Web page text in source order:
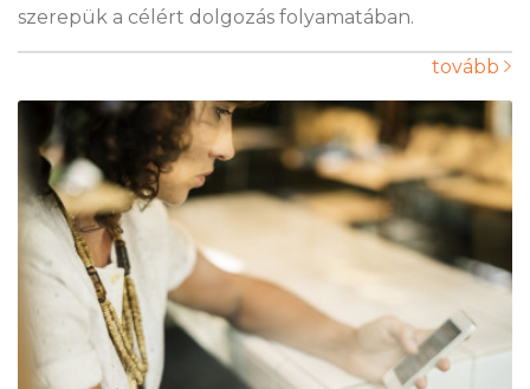
szerepük a célért dolgozás folyamatában.
tovább